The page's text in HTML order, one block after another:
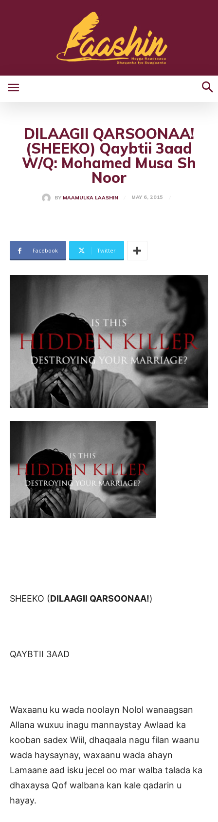
DILAAGII QARSOONAA!
(SHEEKO) Qaybtii 3aad
W/Q: Mohamed Musa Sh
Noor
BY MAAMULKA LAASHIN MAY 6, 2015
Facebook Twitter
SHEEKO (DILAAGII QARSOONAA!)
QAYBTII 3AAD
Waxaanu ku wada noolayn Nolol wanaagsan
Allana wuxuu inagu mannaystay Awlaad ka
kooban sadex Wiil, dhaqaala nagu filan waanu
wada haysaynay, waxaanu wada ahayn
Lamaane aad isku jecel oo mar walba talada ka
dhaxaysa Qof walbana kan kale qadarin u
hayay.